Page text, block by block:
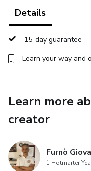
Details
15-day guarantee
Learn your way and
Learn more
creator
Furnò
1 Hotmarter